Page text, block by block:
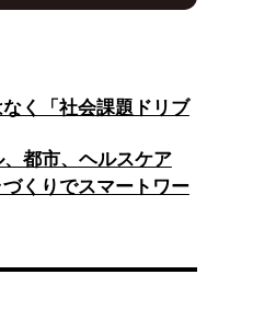
を解決する「スマート
しています。2021年7
ジネス部を設立し、現
トワールド実現に取
顧客対応や技術提供に
決を主軸に据えた「社
企業文化の醸成に努め
く「社会課題ドリブ
都市、ヘルスケア
くりでスマートワー